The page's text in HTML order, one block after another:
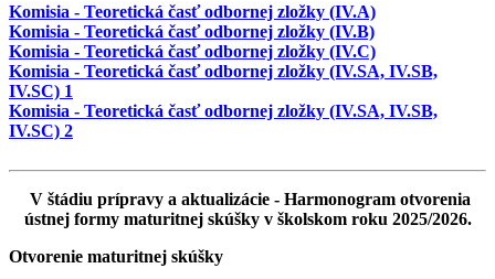
Komisia - Teoretická časť odbornej zložky (IV.A)
Komisia - Teoretická časť odbornej zložky (IV.B)
Komisia - Teoretická časť odbornej zložky (IV.C)
Komisia - Teoretická časť odbornej zložky (IV.SA, IV.SB,
IV.SC) 1
Komisia - Teoretická časť odbornej zložky (IV.SA, IV.SB,
IV.SC) 2
V štádiu prípravy a aktualizácie - Harmonogram otvorenia
ústnej formy maturitnej skúšky v školskom roku 2025/2026.
Otvorenie maturitnej skúšky